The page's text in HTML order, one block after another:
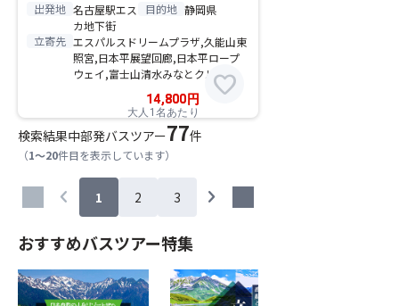
出発地 名古屋駅エス
カ地下街
目的地 静岡県
立寄先 エスパルスドリームプラザ,久能山東
照宮,日本平展望回廊,日本平ロープ
ウェイ,富士山清水みなとクルーズ
14,800 円
大人1名あたり
favorite
検索結果中部発バスツアー77件
（1～20件目を表示しています）
chevron_left 1 2 3 chevron_right
おすすめバスツアー特集